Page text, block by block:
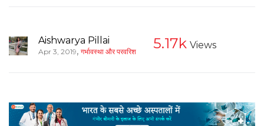
Aishwarya Pillai
Apr 3, 2019, गर्भावस्था और परवरिश 5.17k Views